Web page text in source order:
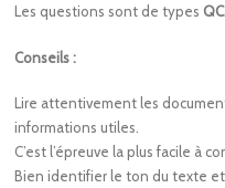
Les questions sont de types
Conseils :
Lire attentivement les
informations utiles.
C’est l’épreuve la plus facile à
Bien identifier le ton du texte